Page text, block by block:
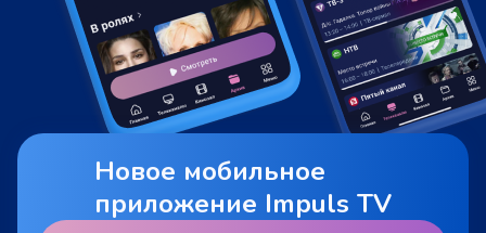
Новое мобильное
приложение Impuls TV